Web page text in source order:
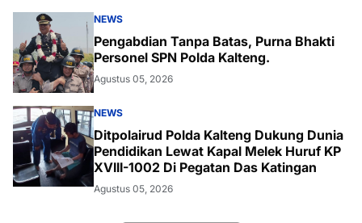
NEWS
Pengabdian Tanpa Batas, Purna Bhakti
Personel SPN Polda Kalteng.
Agustus 05, 2026
NEWS
Ditpolairud Polda Kalteng Dukung Dunia
Pendidikan Lewat Kapal Melek Huruf KP
XVIII-1002 Di Pegatan Das Katingan
Agustus 05, 2026